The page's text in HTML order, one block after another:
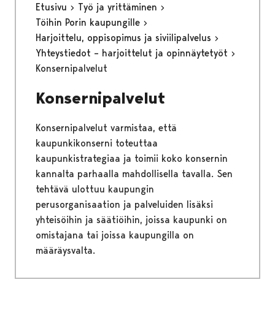
Etusivu
Työ ja yrittäminen
Töihin Porin kaupungille
Harjoittelu, oppisopimus ja siviilipalvelus
Yhteystiedot – harjoittelut ja opinnäytetyöt
Konsernipalvelut
Konsernipalvelut
Konsernipalvelut varmistaa, että
kaupunkikonserni toteuttaa
kaupunkistrategiaa ja toimii koko konsernin
kannalta parhaalla mahdollisella tavalla. Sen
tehtävä ulottuu kaupungin
perusorganisaation ja palveluiden lisäksi
yhteisöihin ja säätiöihin, joissa kaupunki on
omistajana tai joissa kaupungilla on
määräysvalta.